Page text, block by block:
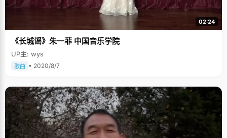
02:24
《长城谣》朱一菲 中国音乐学院
UP主: wys
歌曲 • 2020/8/7